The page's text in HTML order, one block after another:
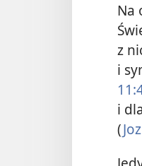
Na
z
i
i
(